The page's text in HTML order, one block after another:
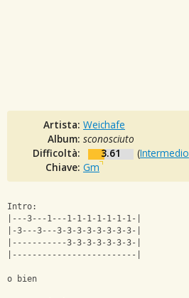
Artista: Weichafe
Album: sconosciuto
Difficoltà:
3.61 (Intermedio
Chiave: Gm
Intro:
|---3---1---1-1-1-1-1-1-1-|
|-3---3---3-3-3-3-3-3-3-3-|
|-----------3-3-3-3-3-3-3-|
|-------------------------|
o bien